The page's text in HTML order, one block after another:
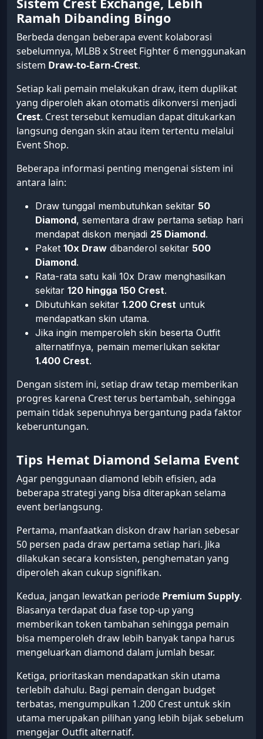
Ramah Dibanding Bingo
Berbeda dengan beberapa event kolaborasi
sebelumnya, MLBB x Street Fighter 6 menggunakan
sistem Draw-to-Earn-Crest.
Setiap kali pemain melakukan draw, item duplikat
yang diperoleh akan otomatis dikonversi menjadi
Crest. Crest tersebut kemudian dapat ditukarkan
langsung dengan skin atau item tertentu melalui
Event Shop.
Beberapa informasi penting mengenai sistem ini
antara lain:
Draw tunggal membutuhkan sekitar 50
Diamond, sementara draw pertama setiap hari
mendapat diskon menjadi 25 Diamond.
Paket 10x Draw dibanderol sekitar 500
Diamond.
Rata-rata satu kali 10x Draw menghasilkan
sekitar 120 hingga 150 Crest.
Dibutuhkan sekitar 1.200 Crest untuk
mendapatkan skin utama.
Jika ingin memperoleh skin beserta Outfit
alternatifnya, pemain memerlukan sekitar
1.400 Crest.
Dengan sistem ini, setiap draw tetap memberikan
progres karena Crest terus bertambah, sehingga
pemain tidak sepenuhnya bergantung pada faktor
keberuntungan.
Tips Hemat Diamond Selama Event
Agar penggunaan diamond lebih efisien, ada
beberapa strategi yang bisa diterapkan selama
event berlangsung.
Pertama, manfaatkan diskon draw harian sebesar
50 persen pada draw pertama setiap hari. Jika
dilakukan secara konsisten, penghematan yang
diperoleh akan cukup signifikan.
Kedua, jangan lewatkan periode Premium Supply.
Biasanya terdapat dua fase top-up yang
memberikan token tambahan sehingga pemain
bisa memperoleh draw lebih banyak tanpa harus
mengeluarkan diamond dalam jumlah besar.
Ketiga, prioritaskan mendapatkan skin utama
terlebih dahulu. Bagi pemain dengan budget
terbatas, mengumpulkan 1.200 Crest untuk skin
utama merupakan pilihan yang lebih bijak sebelum
mengejar Outfit alternatif.